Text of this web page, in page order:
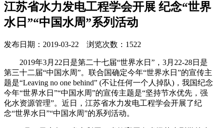
江苏省水力发电工程学会开展 纪念“世界
水日”“中国水周”系列活动
发布日期：2019-03-22 浏览次数：1522
2019年3月22日是第二十七届“世界水日”，3月22-28日是
第三十二届“中国水周”。联合国确定今年“世界水日”的宣传主
题是“Leaving no one behind” (不让任何一个人掉队)，我国纪念
今年“世界水日”“中国水周”的宣传主题是“坚持节水优先，强
化水资源管理”。近日，江苏省水力发电工程学会开展了纪
念“世界水日”“中国水周”的系列活动。